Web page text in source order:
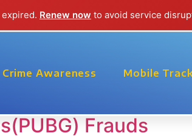
Renew now to avoid service
Awareness Mobile
Frauds